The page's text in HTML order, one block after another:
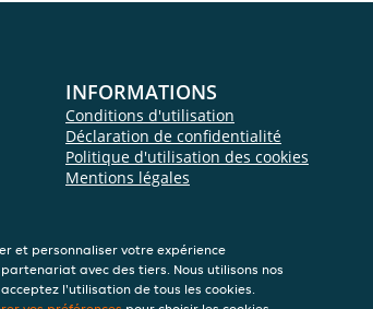
INFORMATIONS
Conditions d'utilisation
Déclaration de confidentialité
Politique d'utilisation des cookies
Mentions légales
et personnaliser votre expérience
avec des tiers. Nous utilisons nos
l'utilisation de tous les cookies.